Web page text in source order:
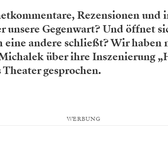
Rezensionen und
unsere Gegenwart? Und öffnet
eine andere schließt? Wir haben
über ihre Inszenierung
gesprochen.
WERBUNG